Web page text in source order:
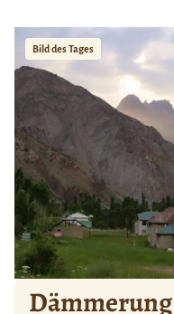
Bild des Tages
Dämmerung